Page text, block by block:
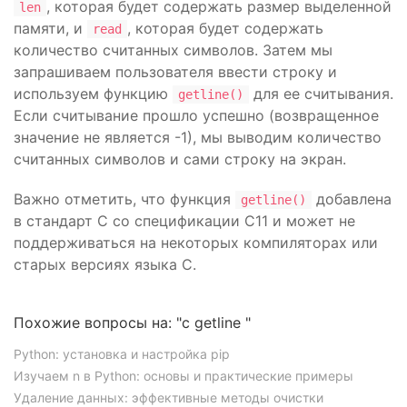
len , которая будет содержать размер выделенной
памяти, и
read , которая будет содержать
количество считанных символов. Затем мы
запрашиваем пользователя ввести строку и
используем функцию
getline()
для ее считывания.
Если считывание прошло успешно (возвращенное
значение не является -1), мы выводим количество
считанных символов и сами строку на экран.
Важно отметить, что функция getline()
добавлена
в стандарт C со спецификации C11 и может не
поддерживаться на некоторых компиляторах или
старых версиях языка C.
Похожие вопросы на: "c getline "
Python: установка и настройка pip
Изучаем n в Python: основы и практические примеры
Удаление данных: эффективные методы очистки